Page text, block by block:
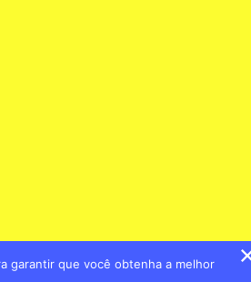
garantir que você obtenha a melhor